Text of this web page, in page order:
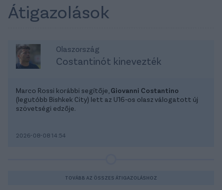
Átigazolások
Olaszország
Costantinót kinevezték
Marco Rossi korábbi segítője, Giovanni Costantino
(legutóbb Bishkek City) lett az U16-os olasz válogatott új
szövetségi edzője.
2026-08-08 14:54
TOVÁBB AZ ÖSSZES ÁTIGAZOLÁSHOZ